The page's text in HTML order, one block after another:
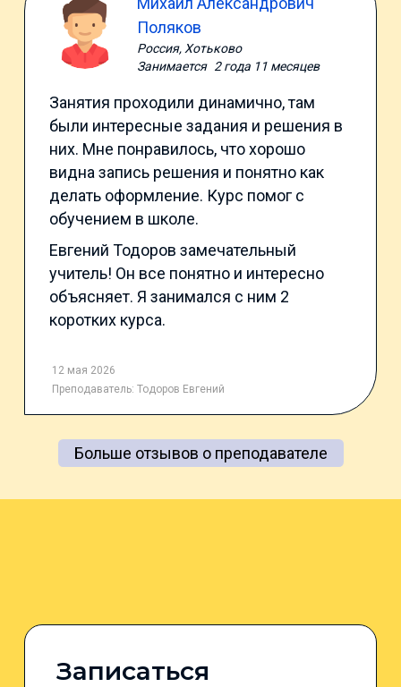
Поляков
Россия, Хотьково
Занимается 2 года 11 месяцев
Занятия проходили динамично, там
были интересные задания и решения в
них. Мне понравилось, что хорошо
видна запись решения и понятно как
делать оформление. Курс помог с
обучением в школе.
Евгений Тодоров замечательный
учитель! Он все понятно и интересно
объясняет. Я занимался с ним 2
коротких курса.
12 мая 2026
Преподаватель: Тодоров Евгений
Больше отзывов о преподавателе
Записаться